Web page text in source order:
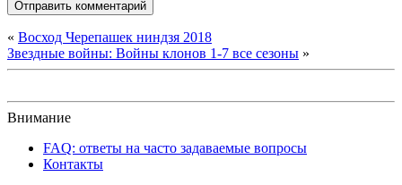
« Восход Черепашек ниндзя 2018
Звездные войны: Войны клонов 1-7 все сезоны »
Внимание
FAQ: ответы на часто задаваемые вопросы
Контакты